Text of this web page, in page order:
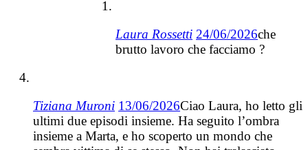
Laura Rossetti 24/06/2026che
brutto lavoro che facciamo ?
Tiziana Muroni 13/06/2026Ciao Laura, ho letto gli
ultimi due episodi insieme. Ha seguito l’ombra
insieme a Marta, e ho scoperto un mondo che